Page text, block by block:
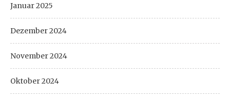
Januar 2025
Dezember 2024
November 2024
Oktober 2024